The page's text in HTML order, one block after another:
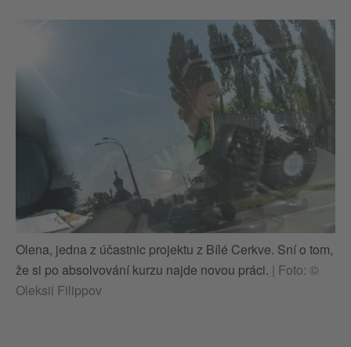
Olena, jedna z účastnic projektu z Bílé Cerkve. Sní o tom,
že si po absolvování kurzu najde novou práci. | Foto: ©
Oleksii Filippov